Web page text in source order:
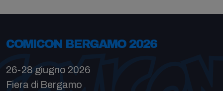
COMICON BERGAMO 2026
26-28 giugno 2026
Fiera di Bergamo